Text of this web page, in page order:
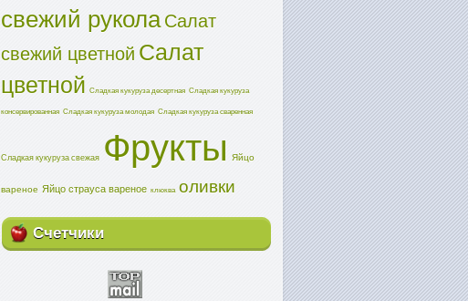
свежий руколаСалат
свежий цветной Салат
цветной Сладкая кукуруза десертная Сладкая кукуруза
консервированная Сладкая кукуруза молодая Сладкая кукуруза сваренная
Сладкая кукуруза свежая Фрукты Яйцо
вареное Яйцо страуса вареное клюква оливки
Счетчики